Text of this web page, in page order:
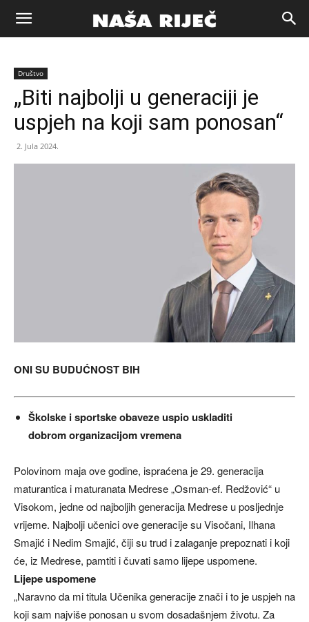
Naša
riječ
Društvo
„Biti najbolji u generaciji je
uspjeh na koji sam ponosan“
2. Jula 2024.
ONI SU BUDUĆNOST BIH
Školske i sportske obaveze uspio uskladiti
dobrom organizacijom vremena
Polovinom maja ove godine, ispraćena je 29. generacija
maturantica i maturanata Medrese „Osman-ef. Redžović“ u
Visokom, jedne od najboljih generacija Medrese u posljednje
vrijeme. Najbolji učenici ove generacije su Visočani, Ilhana
Smajić i Nedim Smajić, čiji su trud i zalaganje prepoznati i koji
će, iz Medrese, pamtiti i čuvati samo lijepe uspomene.
Lijepe uspomene
„Naravno da mi titula Učenika generacije znači i to je uspjeh na
koji sam najviše ponosan u svom dosadašnjem životu. Za